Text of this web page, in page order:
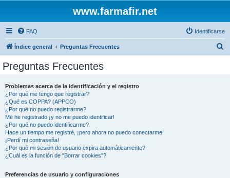
www.farmafir.net
FAQ Identificarse
Índice general Preguntas Frecuentes
Preguntas Frecuentes
Problemas acerca de la identificación y el registro
¿Por qué me tengo que registrar?
¿Qué es COPPA? (APPCO)
¿Por qué no puedo registrarme?
Me he registrado ¡y no me puedo identificar!
¿Por qué no puedo identificarme?
Hace un tiempo me registré, ¡pero ahora no puedo conectarme!
¡Perdí mi contraseña!
¿Por qué mi sesión de usuario expira automáticamente?
¿Cuál es la función de "Borrar cookies"?
Preferencias de usuario y configuraciones